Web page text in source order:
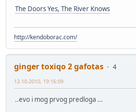
The Doors Yes, The River Knows
http://kendoborac.com/
ginger toxiqo 2 gafotas
4
12-10-2010, 19:16:09
..evo i mog prvog predloga ...